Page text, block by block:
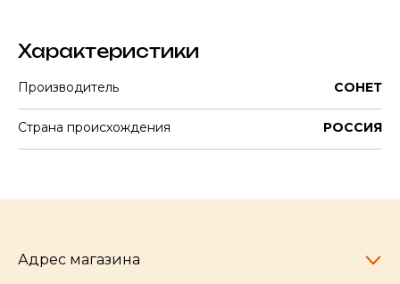
Характеристики
Производитель СОНЕТ
Страна происхождения РОССИЯ
Адрес магазина